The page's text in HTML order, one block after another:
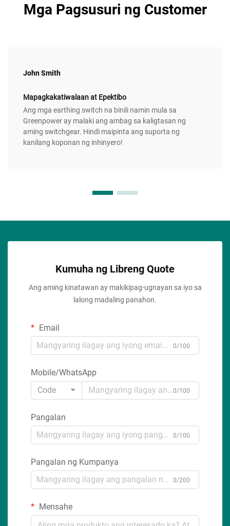
Mga Pagsusuri ng Customer
John Smith
Mapagkakatiwalaan at Epektibo
Ang mga earthing switch na binili namin mula sa
Greenpower ay malaki ang ambag sa kaligtasan ng
aming switchgear. Hindi maipinta ang suporta ng
kanilang koponan ng inhinyero!
Kumuha ng Libreng Quote
Ang aming kinatawan ay makikipag-ugnayan sa iyo sa
lalong madaling panahon.
Email
0/100
Mobile/WhatsApp
Code
0/100
Pangalan
0/100
Pangalan ng Kumpanya
0/200
Mensahe